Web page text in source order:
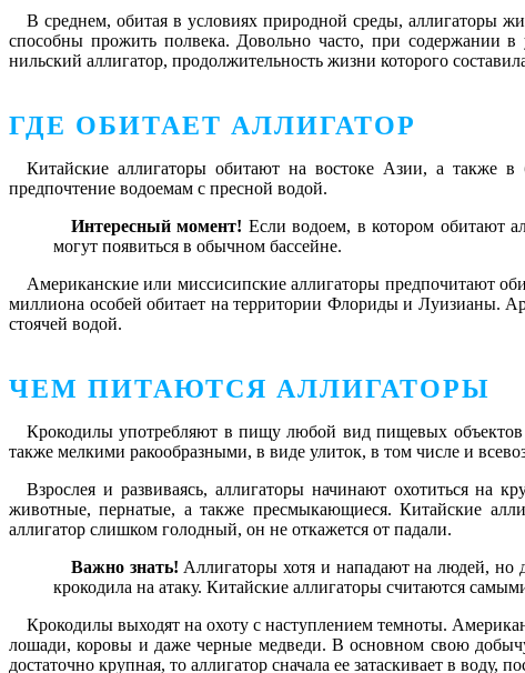
В среднем, обитая в условиях природной среды, аллигаторы
способны прожить полвека. Довольно часто, при содержании в
нильский аллигатор, продолжительность жизни которого
ГДЕ ОБИТАЕТ АЛЛИГАТОР
Китайские аллигаторы обитают на востоке Азии, а также
предпочтение водоемам с пресной водой.
Интересный момент! Если водоем, в котором обитают
могут появиться в обычном бассейне.
Американские или миссисипские аллигаторы предпочитают
миллиона особей обитает на территории Флориды и Луизианы.
стоячей водой.
ЧЕМ ПИТАЮТСЯ АЛЛИГАТОРЫ
Крокодилы употребляют в пищу любой вид пищевых
также мелкими ракообразными, в виде улиток, в том числе и
Взрослея и развиваясь, аллигаторы начинают охотиться на
животные, пернатые, а также пресмыкающиеся. Китайские
аллигатор слишком голодный, он не откажется от падали.
Важно знать! Аллигаторы хотя и нападают на людей, но
крокодила на атаку. Китайские аллигаторы считаются
Крокодилы выходят на охоту с наступлением темноты.
лошади, коровы и даже черные медведи. В основном свою
достаточно крупная, то аллигатор сначала ее затаскивает в воду,